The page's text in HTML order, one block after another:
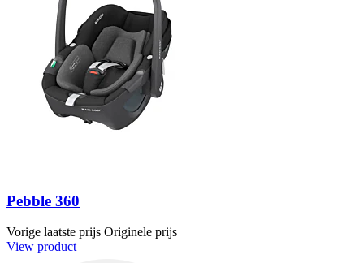
Pebble 360
Vorige laatste prijs Originele prijs
View product